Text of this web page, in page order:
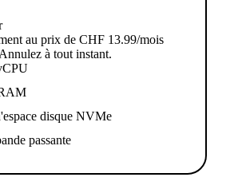
au prix de CHF 13.99/mois
à tout instant.
disque NVMe
passante